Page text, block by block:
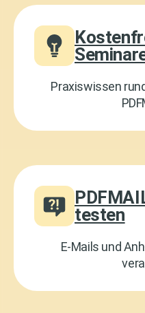
Praxiswissen
testen
E-Mails und